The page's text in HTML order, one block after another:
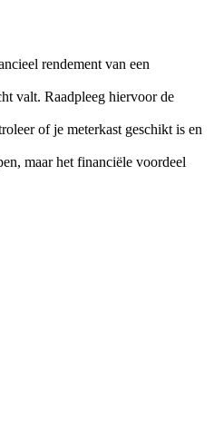
rendement van een
valt. Raadpleeg hiervoor de
of je meterkast geschikt is en
maar het financiële voordeel